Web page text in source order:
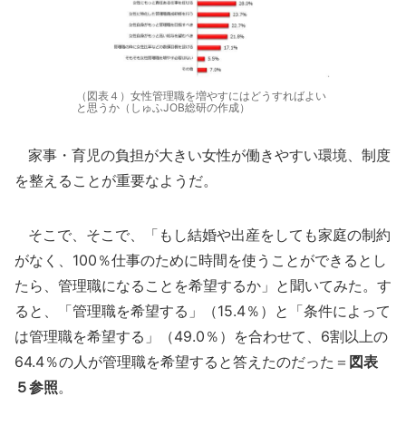
（図表４）女性管理職を増やすにはどうすればよい
と思うか（しゅふJOB総研の作成）
家事・育児の負担が大きい女性が働きやすい環境、制度
を整えることが重要なようだ。
そこで、そこで、「もし結婚や出産をしても家庭の制約
がなく、100％仕事のために時間を使うことができるとし
たら、管理職になることを希望するか」と聞いてみた。す
ると、「管理職を希望する」（15.4％）と「条件によって
は管理職を希望する」（49.0％）を合わせて、6割以上の
64.4％の人が管理職を希望すると答えたのだった＝ 図表
５参照。